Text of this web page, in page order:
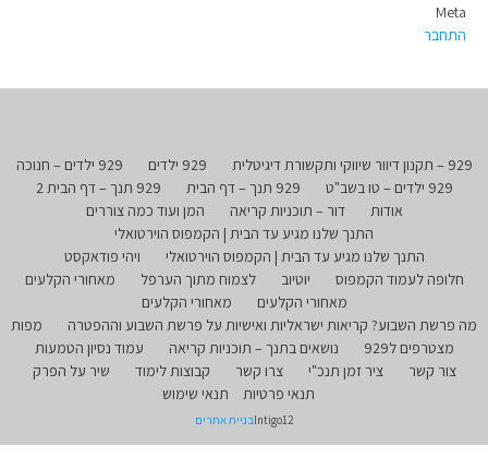
Meta
התחבר
929 – תקנון דיוור שיווקי ותקשורת דיגיטלית 929 ילדים
929 ילדים – חנוכה
929 ילדים – טו בשב"ט
929 תנך – דף הבית
929 תנך – דף הבית 2
אודות
דור – תוכניות קריאה
המן ועוד כמה צוררים
התנך שלנו מגיע עד הבית | הקמפוס הוירטואלי
התנך שלנו מגיע עד הבית | הקמפוס הוירטואלי
ויהי פודאקסט
חלופה לעמוד הקמפוס
יוטיוב לצמוח מתוך הערפל
מאחורי הקלעים
מאחורי הקלעים
מאחורי הקלעים
מה פרשת השבוע? קריאות ישראליות ואישיות על פרשת השבוע וההפטרה
מפות
מצטרפים ל929
נושאים בתנך – תוכניות קריאה
עמוד נסיון הטמעות
צור קשר
ציר זמן תנכ"י צרו קשר קבוצות לימוד
שיר על הפרק
תנאי פרטיות
תנאי שימוש
Intigo12בניית אתרים